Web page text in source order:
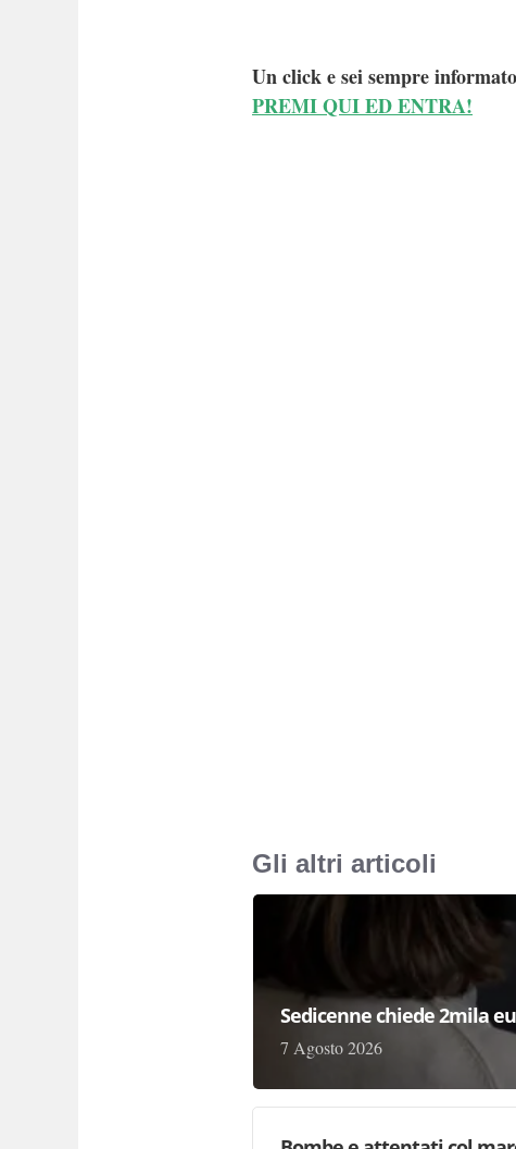
Un click e sei sempre
PREMI QUI ED ENTRA!
Gli altri articoli
Sedicenne chiede 2mila
7 Agosto 2026